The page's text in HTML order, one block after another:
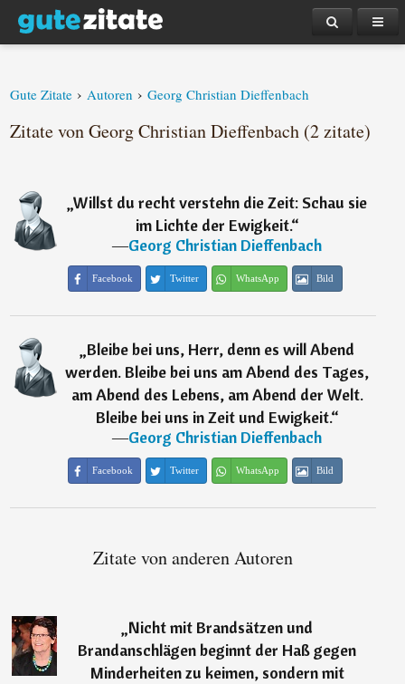
Gute Zitate › Autoren › Georg Christian Dieffenbach
Zitate von Georg Christian Dieffenbach (2 zitate)
„Willst du recht verstehn die Zeit: Schau sie
im Lichte der Ewigkeit.“
―Georg Christian Dieffenbach
Facebook Twitter WhatsApp Bild
„Bleibe bei uns, Herr, denn es will Abend
werden. Bleibe bei uns am Abend des Tages,
am Abend des Lebens, am Abend der Welt.
Bleibe bei uns in Zeit und Ewigkeit.“
―Georg Christian Dieffenbach
Facebook Twitter WhatsApp Bild
Zitate von anderen Autoren
„Nicht mit Brandsätzen und
Brandanschlägen beginnt der Haß gegen
Minderheiten zu keimen, sondern mit